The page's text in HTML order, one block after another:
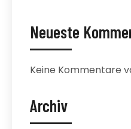
Neueste
Keine Kommentare
Archiv